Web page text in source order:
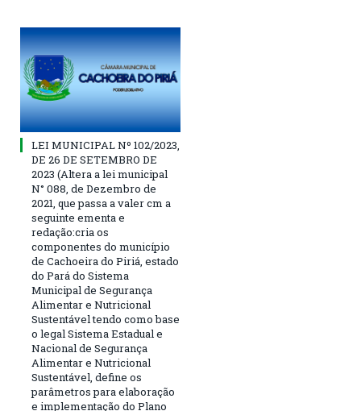
LEI MUNICIPAL Nº 102/2023,
DE 26 DE SETEMBRO DE
2023 (Altera a lei municipal
N° 088, de Dezembro de
2021, que passa a valer cm a
seguinte ementa e
redação:cria os
componentes do município
de Cachoeira do Piriá, estado
do Pará do Sistema
Municipal de Segurança
Alimentar e Nutricional
Sustentável tendo como base
o legal Sistema Estadual e
Nacional de Segurança
Alimentar e Nutricional
Sustentável, define os
parâmetros para elaboração
e implementação do Plano